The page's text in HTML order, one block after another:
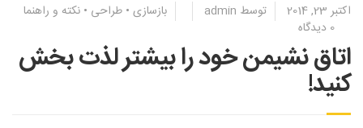
اکتبر 23, 2014 توسط admin بازسازی • طراحی • نکته و راهنما
0 دیدگاه
اتاق نشیمن خود را بیشتر لذت بخش
کنید!